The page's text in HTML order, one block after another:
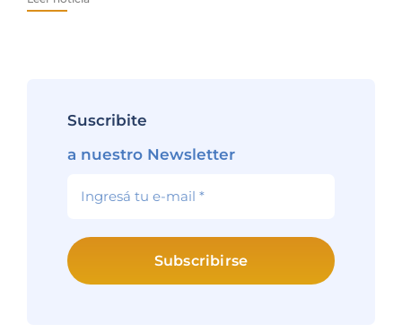
Suscribite
a nuestro Newsletter
Subscribirse